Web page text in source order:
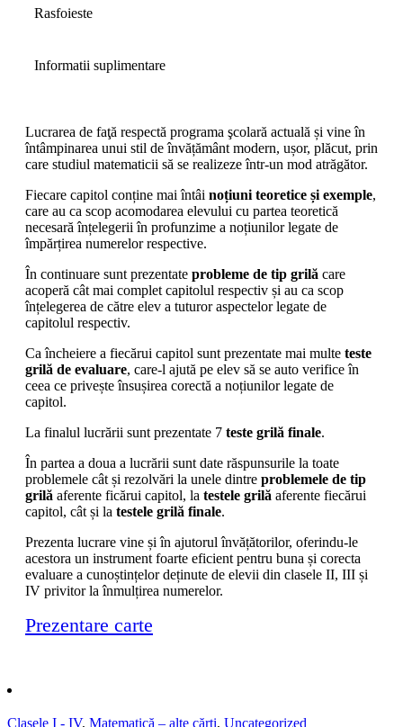
Rasfoieste
Informatii suplimentare
Lucrarea de faţă respectă programa şcolară actuală și vine în
întâmpinarea unui stil de învățământ modern, ușor, plăcut, prin
care studiul matematicii să se realizeze într-un mod atrăgător.
Fiecare capitol conține mai întâi noțiuni teoretice și exemple,
care au ca scop acomodarea elevului cu partea teoretică
necesară înțelegerii în profunzime a noțiunilor legate de
împărțirea numerelor respective.
În continuare sunt prezentate probleme de tip grilă care
acoperă cât mai complet capitolul respectiv și au ca scop
înțelegerea de către elev a tuturor aspectelor legate de
capitolul respectiv.
Ca încheiere a fiecărui capitol sunt prezentate mai multe teste
grilă de evaluare, care-l ajută pe elev să se auto verifice în
ceea ce privește însușirea corectă a noțiunilor legate de
capitol.
La finalul lucrării sunt prezentate 7 teste grilă finale.
În partea a doua a lucrării sunt date răspunsurile la toate
problemele cât și rezolvări la unele dintre problemele de tip
grilă aferente ficărui capitol, la testele grilă aferente fiecărui
capitol, cât și la testele grilă finale.
Prezenta lucrare vine și în ajutorul învățătorilor, oferindu-le
acestora un instrument foarte eficient pentru buna și corecta
evaluare a cunoștințelor deținute de elevii din clasele II, III și
IV privitor la înmulțirea numerelor.
Prezentare carte
Clasele I - IV, Matematică – alte cărți, Uncategorized